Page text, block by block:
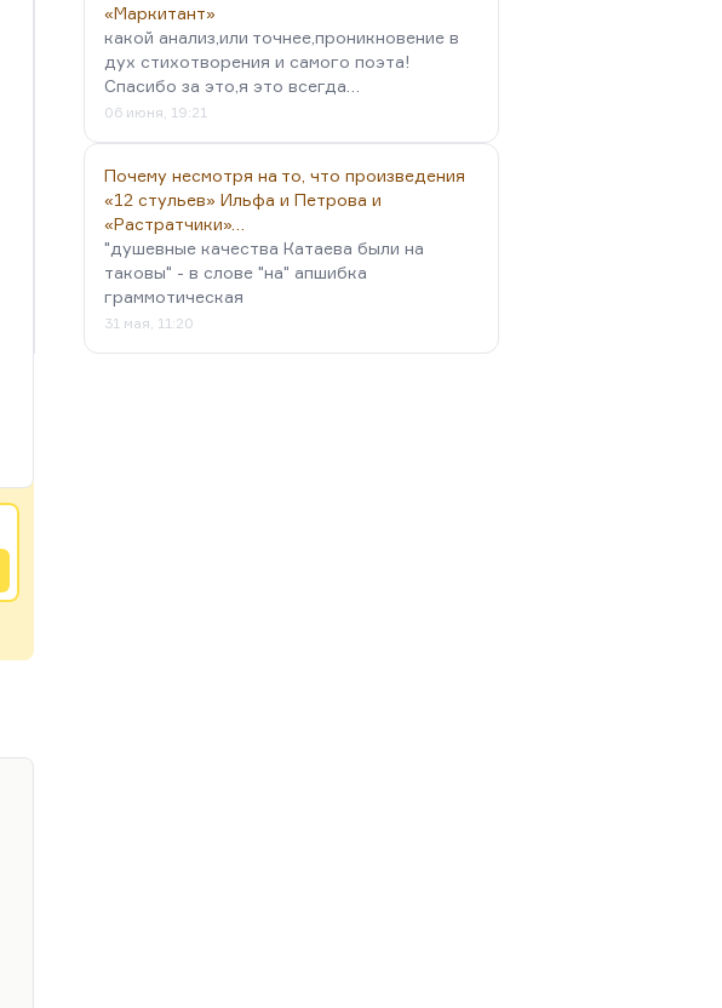
«Маркитант»
какой анализ,или точнее,проникновение в
дух стихотворения и самого поэта!
Спасибо за это,я это всегда…
06 июня, 19:21
Почему несмотря на то, что произведения
«12 стульев» Ильфа и Петрова и
«Растратчики»…
"душевные качества Катаева были на
таковы" - в слове "на" апшибка
граммотическая
31 мая, 11:20